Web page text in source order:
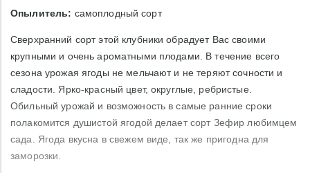
Опылитель: самоплодный сорт
Сверхранний сорт этой клубники обрадует Вас своими
крупными и очень ароматными плодами. В течение всего
сезона урожая ягоды не мельчают и не теряют сочности и
сладости. Ярко-красный цвет, округлые, ребристые.
Обильный урожай и возможность в самые ранние сроки
полакомится душистой ягодой делает сорт Зефир любимцем
сада. Ягода вкусна в свежем виде, так же пригодна для
заморозки.